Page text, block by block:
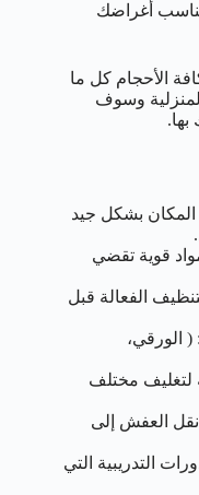
أغراضك
الأحجام كل ما
وسوف
بشكل جيد
قوية تقضي
الفعالة قبل
( الورقي،
لتغليف مختلف
نقل العفش إلى
التدريبية التي